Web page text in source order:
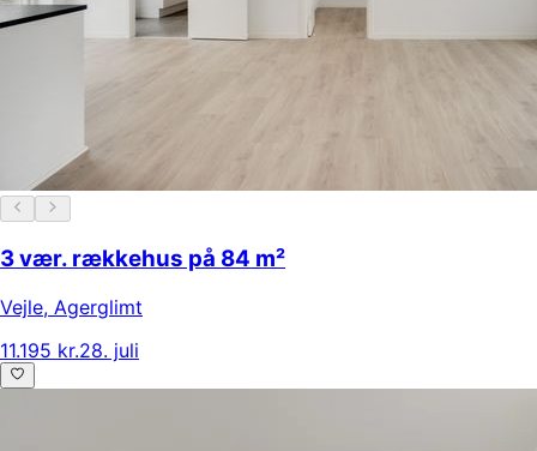
3 vær. rækkehus på 84 m²
Vejle, Agerglimt
11.195 kr.28. juli